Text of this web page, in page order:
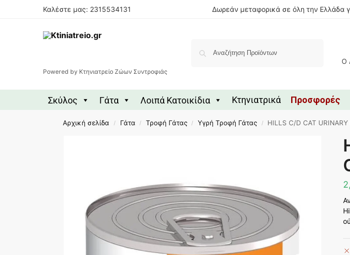
Καλέστε μας: 2315534131 Δωρεάν μεταφορικά σε όλη την Ελλάδα
Powered by Κτηνιατρείο Ζώων Συντροφιάς
Ο
Σκύλος Γάτα Λοιπά Κατοικίδια Κτηνιατρικά Προσφορές
Αρχική σελίδα / Γάτα / Τροφή Γάτας / Υγρή Τροφή Γάτας / HILLS C/D CAT